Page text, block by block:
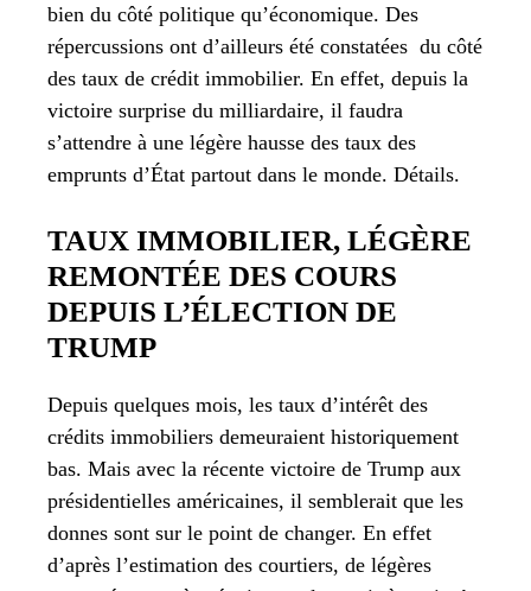
bien du côté politique qu’économique. Des
répercussions ont d’ailleurs été constatées du côté
des taux de crédit immobilier. En effet, depuis la
victoire surprise du milliardaire, il faudra
s’attendre à une légère hausse des taux des
emprunts d’État partout dans le monde. Détails.
TAUX IMMOBILIER, LÉGÈRE
REMONTÉE DES COURS
DEPUIS L’ÉLECTION DE
TRUMP
Depuis quelques mois, les taux d’intérêt des
crédits immobiliers demeuraient historiquement
bas. Mais avec la récente victoire de Trump aux
présidentielles américaines, il semblerait que les
donnes sont sur le point de changer. En effet
d’après l’estimation des courtiers, de légères